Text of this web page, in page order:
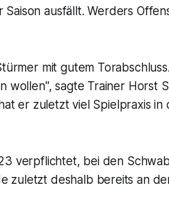
ausfällt. Werders
mit gutem
wollen", sagte Trainer Horst
er zuletzt viel Spielpraxis
verpflichtet, bei den
zuletzt deshalb bereits an